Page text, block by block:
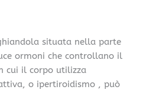
situata nella parte
ormoni che controllano il
cui il corpo utilizza
o ipertiroidismo , può